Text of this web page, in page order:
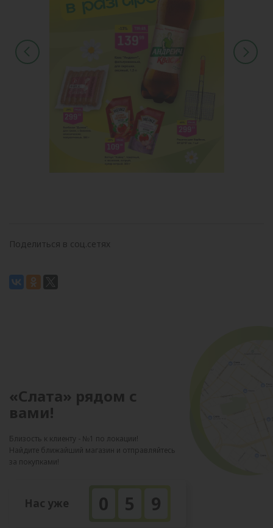
Поделиться в соц.сетях
«Слата» рядом с
вами!
Близость к клиенту - №1 по локации!
Найдите ближайший магазин и отправляйтесь
за покупками!
Нас уже 0 5 9